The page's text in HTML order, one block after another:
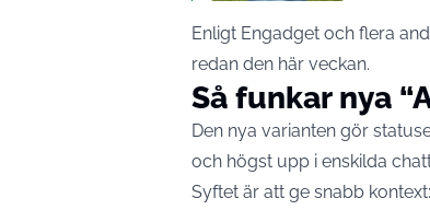
Enligt Engadget och flera
redan den här veckan.
Så funkar nya
Den nya varianten gör
och högst upp i enskilda
Syftet är att ge snabb